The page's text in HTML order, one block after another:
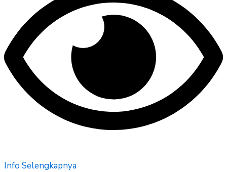
Info Selengkapnya